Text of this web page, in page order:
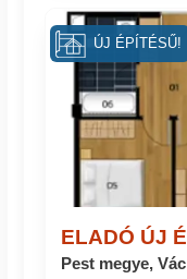
ELADÓ ÚJ
Pest megye, Vác
ÚJ ÉPÍTÉSŰ!